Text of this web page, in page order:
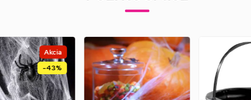
Akcia
-43%